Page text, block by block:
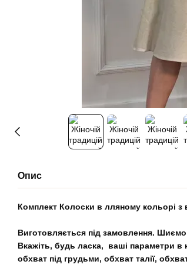
Опис
Комплект Колоски в лляному кольорі
Виготовляється під замовлення.
Вкажіть, будь ласка, ваші параметри в
обхват під грудьми, обхват талії,